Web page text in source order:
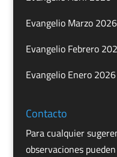
Evangelio Marzo 2026
Evangelio Febrero
Evangelio Enero 2026
Contacto
Para cualquier
observaciones